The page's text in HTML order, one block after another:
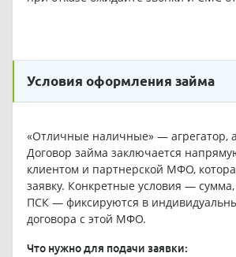
Условия оформления займа
«Отличные наличные» — агрегатор,
Договор займа заключается
клиентом и партнерской МФО,
заявку. Конкретные условия — сумма,
ПСК — фиксируются в
договора с этой МФО.
Что нужно для подачи заявки: